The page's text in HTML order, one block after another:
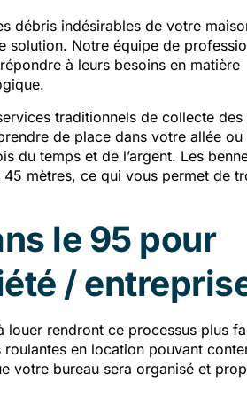
débris indésirables de votre
solution. Notre équipe de
à leurs besoins en matière
traditionnels de collecte des
de place dans votre allée
du temps et de l’argent. Les
mètres, ce qui vous permet de
le 95 pour
/
louer rendront ce processus plus
en location pouvant
votre bureau sera organisé et